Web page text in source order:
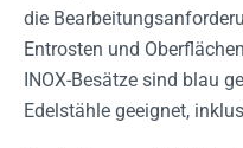
die
Entrosten und
INOX-Besätze sind blau
Edelstähle geeignet,